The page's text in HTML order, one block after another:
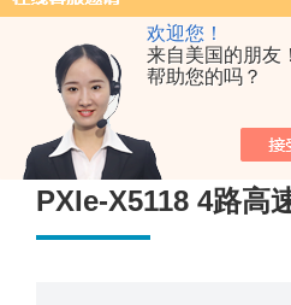
欢迎您！
来自美国的朋友
帮助您的吗？
PXIe-X5118 4路高